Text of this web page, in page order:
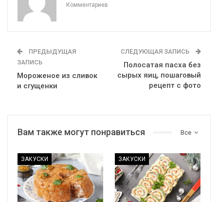
Комментариев
ПРЕДЫДУЩАЯ
ЗАПИСЬ
Мороженое из сливок
и сгущенки
СЛЕДУЮЩАЯ ЗАПИСЬ
Полосатая пасха без
сырых яиц, пошаговый
рецепт с фото
Все
Вам также могут понравиться
ЗАКУСКИ ЗАКУСКИ